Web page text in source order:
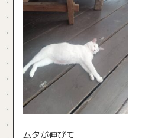
ムタが伸びて